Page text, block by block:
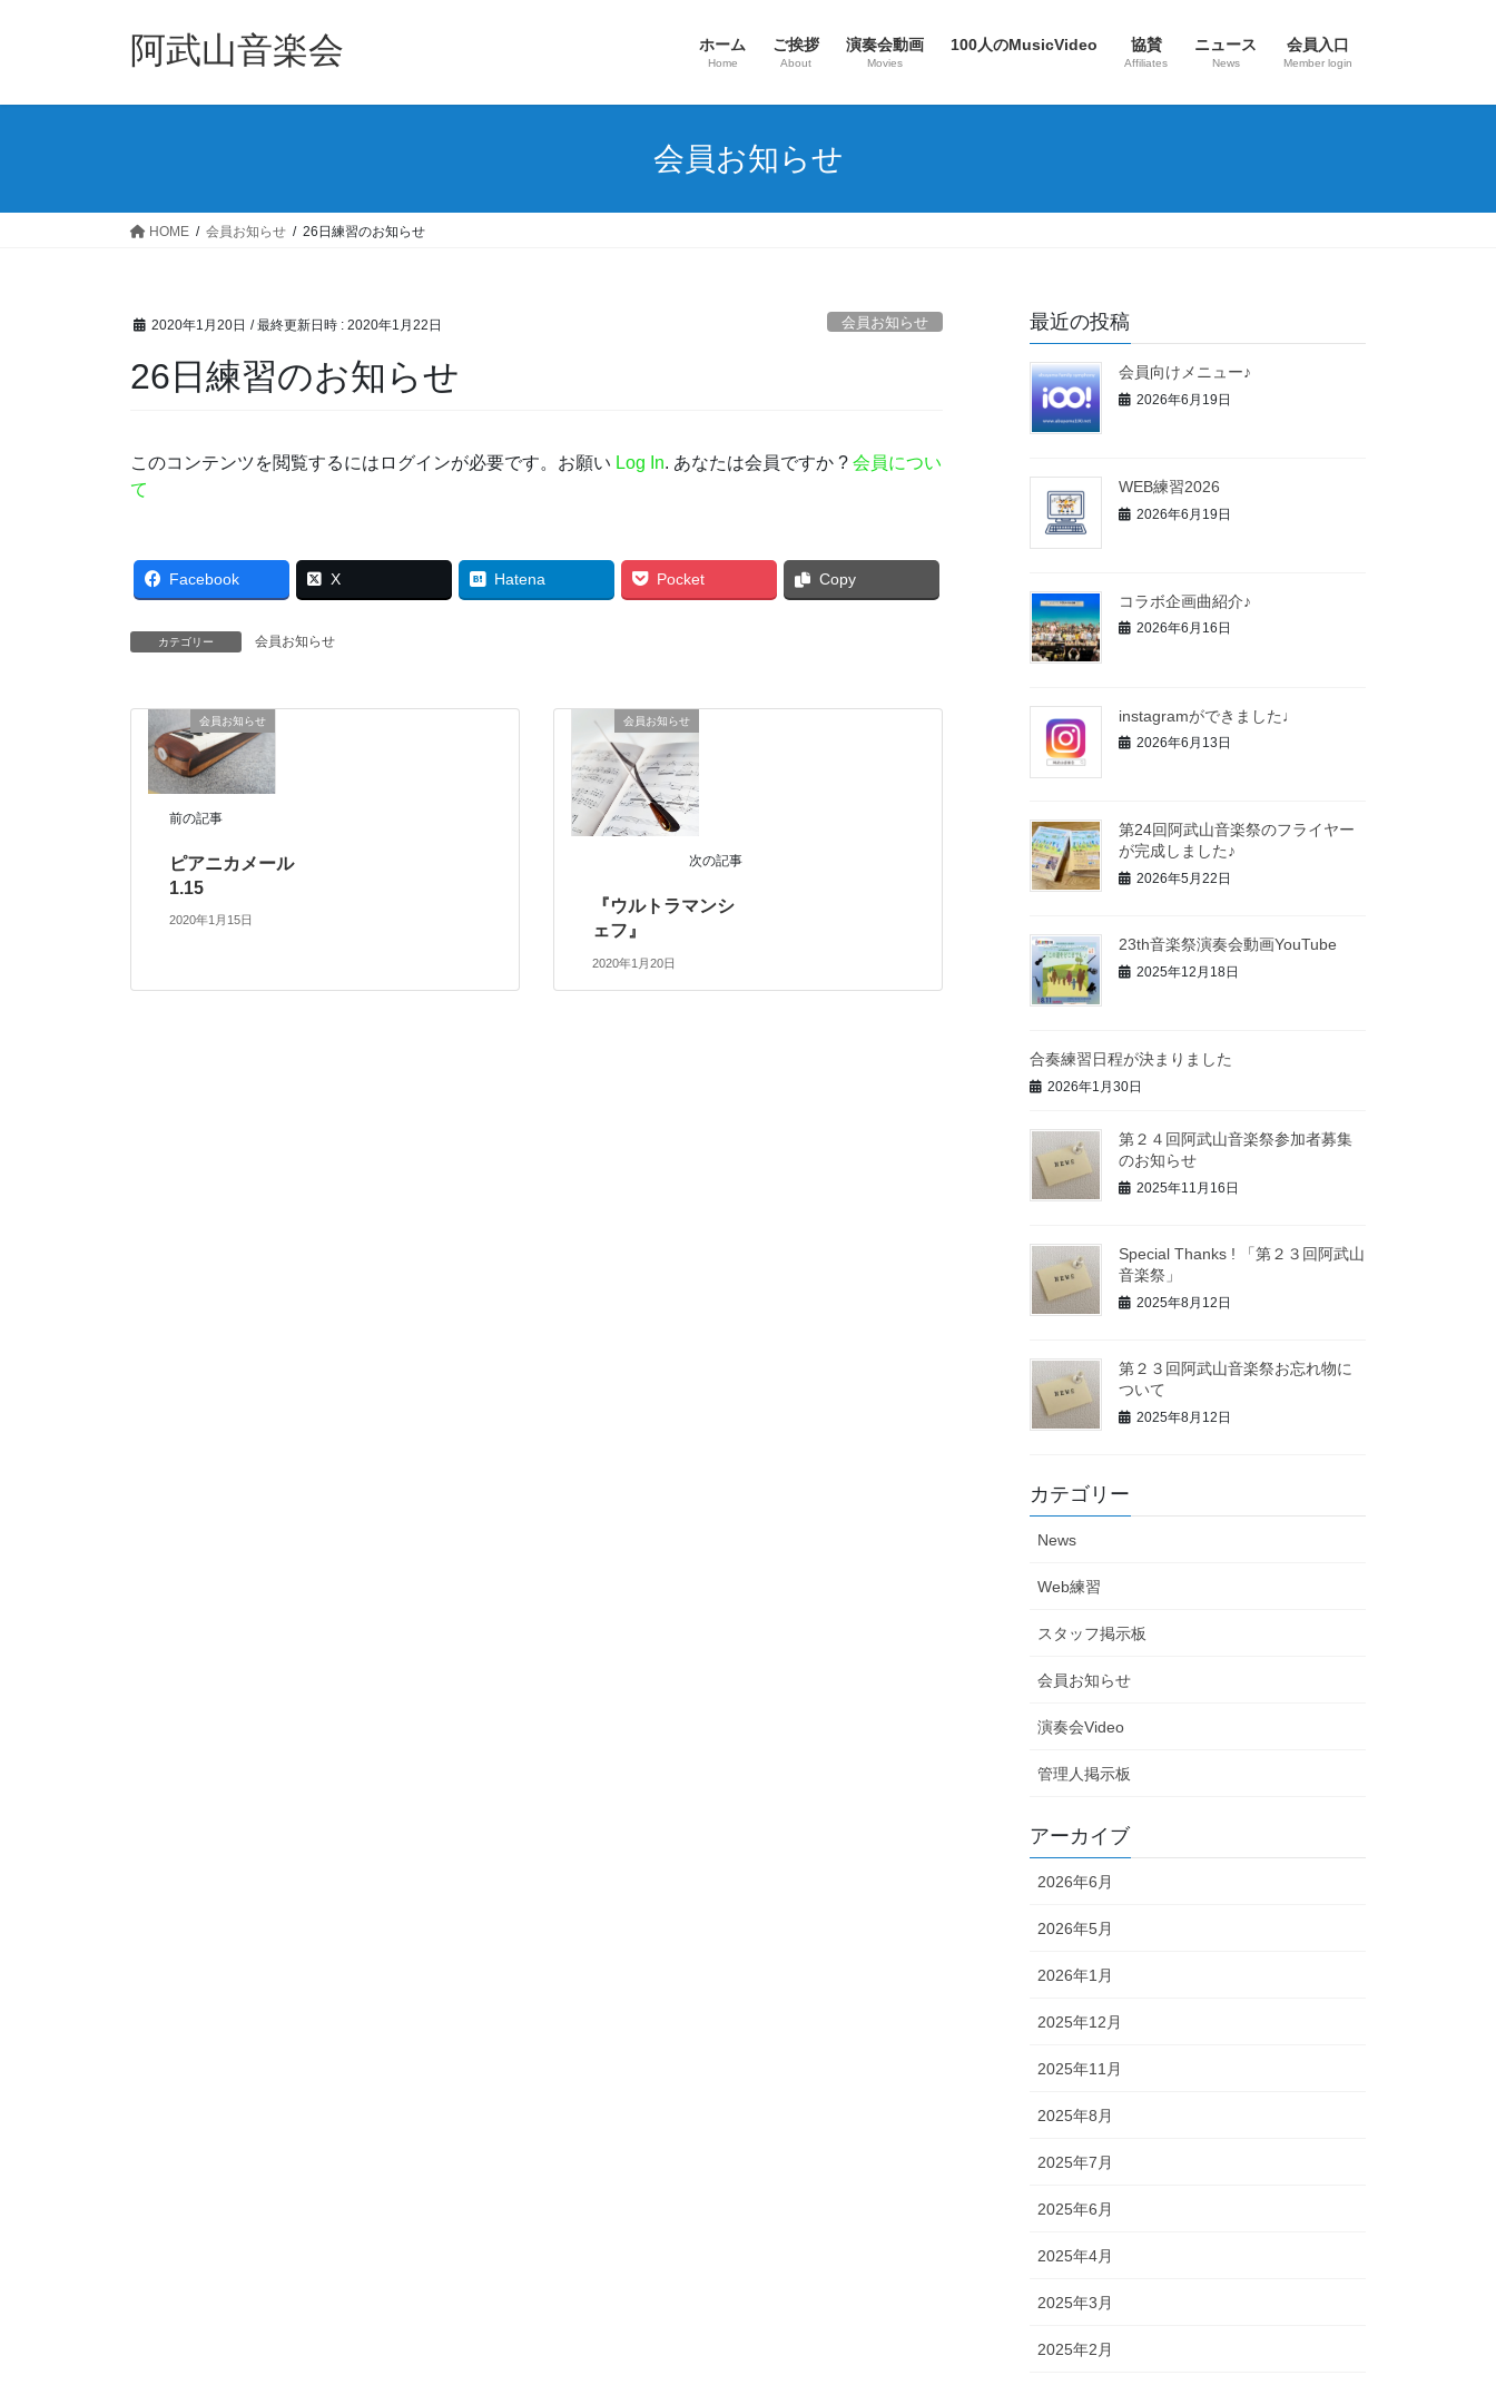
阿武山音楽会 ホーム
Home
ご挨拶
About
演奏会動画
Movies
100人のMusicVideo 協賛
Affiliates
ニュース
News
会員入口
Member login
会員お知らせ
HOME 会員お知らせ 26日練習のお知らせ
2020年1月20日 / 最終更新日時 : 2020年1月22日 会員お知らせ
26日練習のお知らせ
このコンテンツを閲覧するにはログインが必要です。お願い Log In. あなたは会員ですか ? 会員につい
て
Facebook X Hatena Pocket Copy
カテゴリー 会員お知らせ
会員お知らせ
前の記事
ピアニカメール
1.15
2020年1月15日
会員お知らせ
次の記事
『ウルトラマンシ
ェフ』
2020年1月20日
最近の投稿
会員向けメニュー♪
2026年6月19日
WEB練習2026
2026年6月19日
コラボ企画曲紹介♪
2026年6月16日
instagramができました♩
2026年6月13日
第24回阿武山音楽祭のフライヤー
が完成しました♪
2026年5月22日
23th音楽祭演奏会動画YouTube
2025年12月18日
合奏練習日程が決まりました
2026年1月30日
第２４回阿武山音楽祭参加者募集
のお知らせ
2025年11月16日
Special Thanks ! 「第２３回阿武山
音楽祭」
2025年8月12日
第２３回阿武山音楽祭お忘れ物に
ついて
2025年8月12日
カテゴリー
News
Web練習
スタッフ掲示板
会員お知らせ
演奏会Video
管理人掲示板
アーカイブ
2026年6月
2026年5月
2026年1月
2025年12月
2025年11月
2025年8月
2025年7月
2025年6月
2025年4月
2025年3月
2025年2月